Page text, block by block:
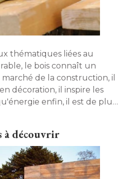
thématiques liées au
le bois connaît un
de la construction, il
décoration, il inspire les
enfin, il est de plus
à découvrir